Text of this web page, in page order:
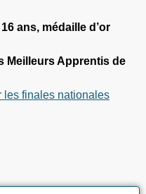
ans, médaille d’or
Meilleurs Apprentis de
les finales nationales